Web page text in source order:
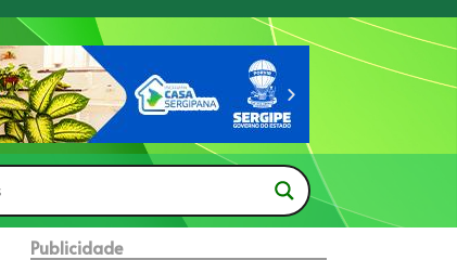
Publicidade